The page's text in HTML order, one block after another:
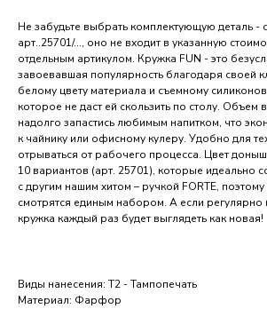
Не забудьте выбрать комплектующую деталь -
арт..25701/..., оно не входит в указанную
отдельным артикулом. Кружка FUN - это
завоевавшая популярность благодаря своей
белому цвету материала и съемному
которое не даст ей скользить по столу. Объем
надолго запастись любимым напитком, что
к чайнику или офисному кулеру. Удобно для
отрываться от рабочего процесса. Цвет
10 вариантов (арт. 25701), которые идеально
с другим нашим хитом – ручкой FORTE,
смотрятся единым набором. А если регулярно
кружка каждый раз будет выглядеть как новая!
Виды нанесения: Т2 - Тампопечать
Материал: Фарфор